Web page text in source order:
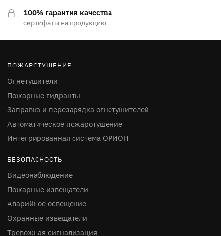
100% гарантия качества
сертифаты на продукцию
ПОЖАРОТУШЕНИЕ
Огнетушители
Пожарные гидранты
Заправка и перезарядка огнетушителей
Автоматическое пожаротушение
Интегрированная система ОРИОН
БЕЗОПАСНОСТЬ
Видеонаблюдение
Пожарные извещатели
Аварийное освещение
Охранные извещатели
Тревожная сигнализация